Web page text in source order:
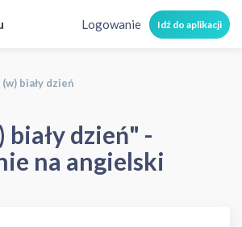
Logowanie Idź do aplikacji
(w) biały dzień
biały dzień" -
na angielski